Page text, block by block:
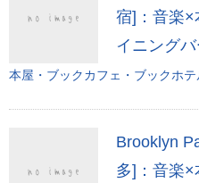
宿]：音楽×
イニングバ
本屋・ブックカフェ・ブックホテ
Brooklyn
多]：音楽